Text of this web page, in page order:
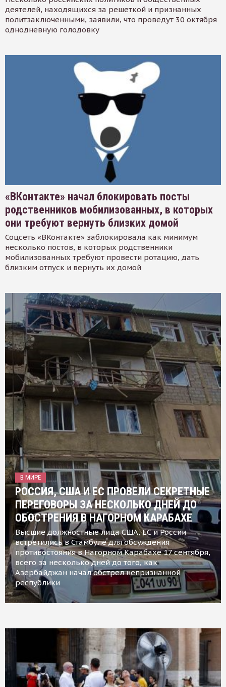
деятелей, находящихся за решеткой и признанных
политзаключенными, заявили, что проведут 30 октября
однодневную голодовку
«ВКонтакте» начал блокировать посты
родственников мобилизованных, в которых
они требуют вернуть близких домой
Соцсеть «ВКонтакте» заблокировала как минимум
несколько постов, в которых родственники
мобилизованных требуют провести ротацию, дать
близким отпуск и вернуть их домой
В МИРЕ
РОССИЯ, США И ЕС ПРОВЕЛИ СЕКРЕТНЫЕ
ПЕРЕГОВОРЫ ЗА НЕСКОЛЬКО ДНЕЙ ДО
ОБОСТРЕНИЯ В НАГОРНОМ КАРАБАХЕ
Высшие должностные лица США, ЕС и России
встретились в Стамбуле для обсуждения
противостояния в Нагорном Карабахе 17 сентября,
всего за несколько дней до того, как
Азербайджан начал обстрел непризнанной
республики